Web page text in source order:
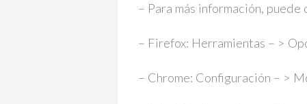
– Para más información,
– Firefox: Herramientas – >
– Chrome: Configuración – >